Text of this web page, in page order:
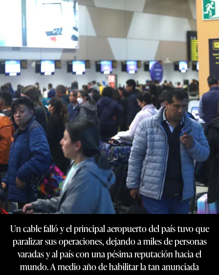
Un cable falló y el principal aeropuerto del país tuvo que
paralizar sus operaciones, dejando a miles de personas
varadas y al país con una pésima reputación hacia el
mundo. A medio año de habilitar la tan anunciada